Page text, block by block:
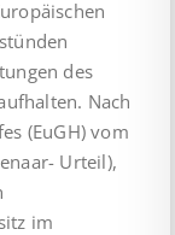
des
Nach
(EuGH) vom
Urteil),
im